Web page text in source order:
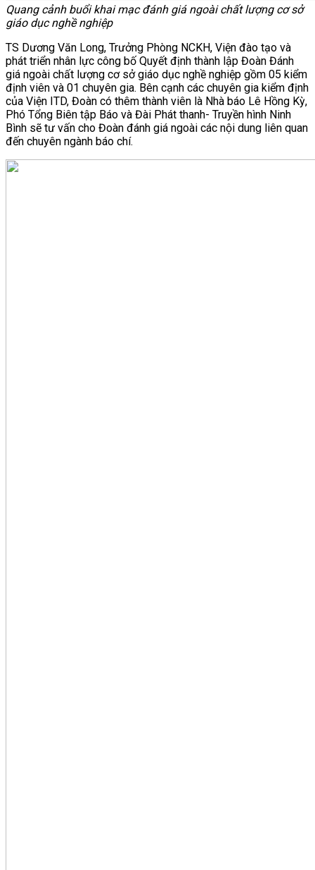
Quang cảnh buổi khai mạc đánh giá ngoài chất lượng cơ sở
giáo dục nghề nghiệp
TS Dương Văn Long, Trưởng Phòng NCKH, Viện đào tạo và
phát triển nhân lực công bố Quyết định thành lập Đoàn Đánh
giá ngoài chất lượng cơ sở giáo dục nghề nghiệp gồm 05 kiểm
định viên và 01 chuyên gia. Bên cạnh các chuyên gia kiểm định
của Viện ITD, Đoàn có thêm thành viên là Nhà báo Lê Hồng Kỳ,
Phó Tổng Biên tập Báo và Đài Phát thanh- Truyền hình Ninh
Bình sẽ tư vấn cho Đoàn đánh giá ngoài các nội dung liên quan
đến chuyên ngành báo chí.